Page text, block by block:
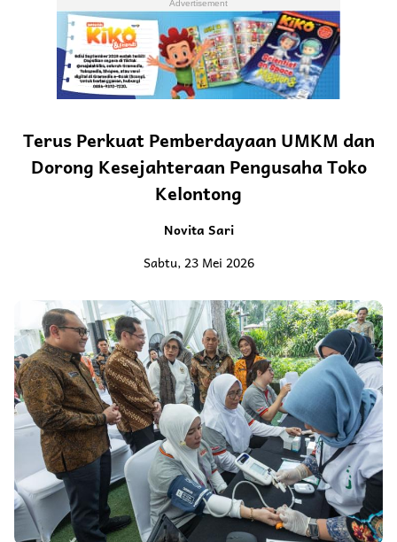
Terus Perkuat Pemberdayaan UMKM dan
Dorong Kesejahteraan Pengusaha Toko
Kelontong
Novita Sari
Sabtu, 23 Mei 2026